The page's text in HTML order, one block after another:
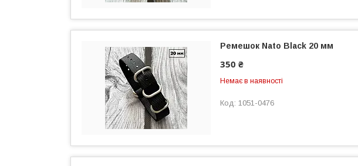
Ремешок Nato Black 20 мм
350 ₴
Немає в наявності
1051-0476